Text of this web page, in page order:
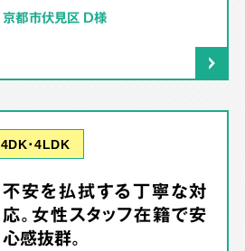
京都市伏見区 D様
4DK･4LDK
不安を払拭する丁寧な対
応。女性スタッフ在籍で安
心感抜群。